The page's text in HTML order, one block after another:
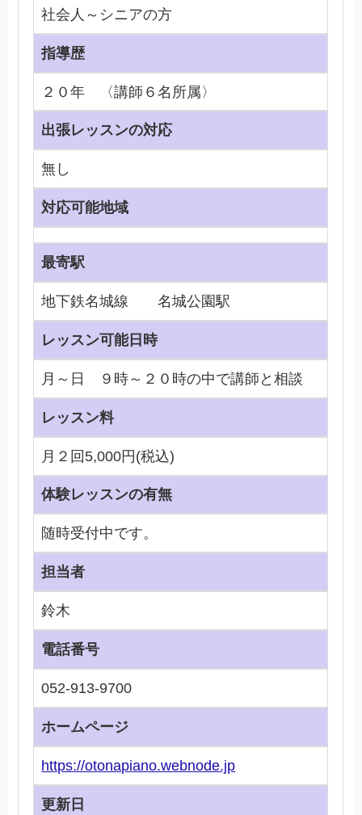
社会人～シニアの方
指導歴
２０年 〈講師６名所属〉
出張レッスンの対応
無し
対応可能地域
最寄駅
地下鉄名城線 名城公園駅
レッスン可能日時
月～日 ９時～２０時の中で講師と相談
レッスン料
月２回5,000円(税込)
体験レッスンの有無
随時受付中です。
担当者
鈴木
電話番号
052-913-9700
ホームページ
https://otonapiano.webnode.jp
更新日